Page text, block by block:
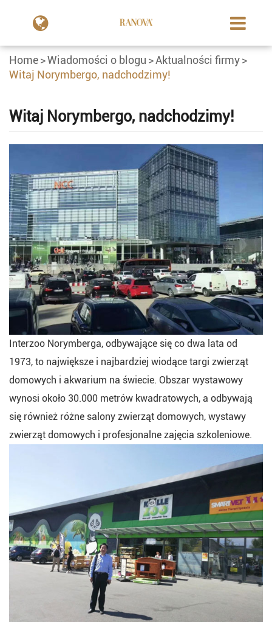
Home Wiadomości o blogu
Aktualności firmy
Witaj Norymbergo, nadchodzimy!
Witaj Norymbergo, nadchodzimy!
Interzoo Norymberga, odbywające się co dwa lata od
1973, to największe i najbardziej wiodące targi zwierząt
domowych i akwarium na świecie. Obszar wystawowy
wynosi około 30.000 metrów kwadratowych, a odbywają
się również różne salony zwierząt domowych, wystawy
zwierząt domowych i profesjonalne zajęcia szkoleniowe.